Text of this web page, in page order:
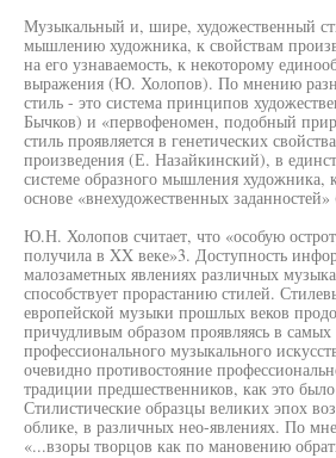
Музыкальный и, шире, художественный
мышлению художника, к свойствам
на его узнаваемость, к некоторому
выражения (Ю. Холопов). По мнению
стиль - это система принципов
Бычков) и «первофеномен, подобный
стиль проявляется в генетических
произведения (Е. Назайкинский), в
системе образного мышления художника,
основе «внехудожественных
Ю.Н. Холопов считает, что «особую
получила в XX веке»3. Доступность
малозаметных явлениях различных
способствует прорастанию стилей.
европейской музыки прошлых веков
причудливым образом проявляясь в
профессионального музыкального
очевидно противостояние
традиции предшественников, как это
Стилистические образцы великих эпох
облике, в различных нео-явлениях. По
«...взоры творцов как по мановению